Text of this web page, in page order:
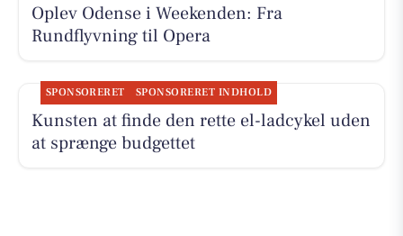
Oplev Odense i Weekenden: Fra
Rundflyvning til Opera
SPONSORERET SPONSORERET INDHOLD
Kunsten at finde den rette el-ladcykel uden
at sprænge budgettet